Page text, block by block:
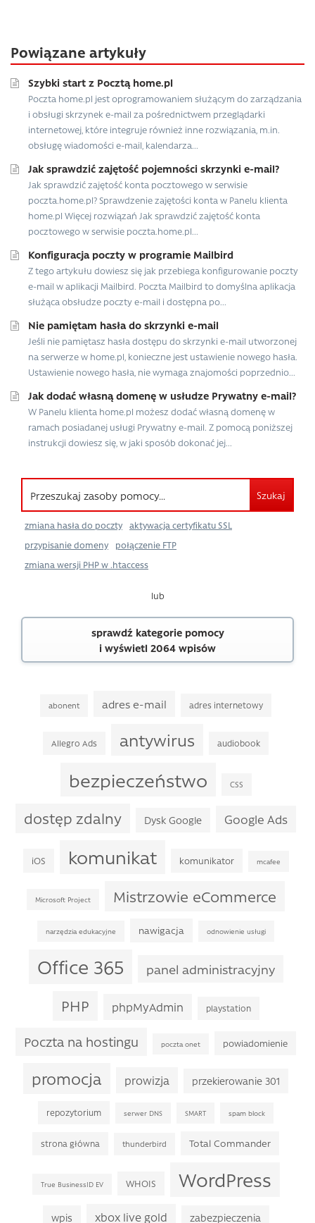
Powiązane artykuły
Szybki start z Pocztą home.pl
Poczta home.pl jest oprogramowaniem służącym do zarządzania
i obsługi skrzynek e-mail za pośrednictwem przeglądarki
internetowej, które integruje również inne rozwiązania, m.in.
obsługę wiadomości e-mail, kalendarza...
Jak sprawdzić zajętość pojemności skrzynki e-mail?
Jak sprawdzić zajętość konta pocztowego w serwisie
poczta.home.pl? Sprawdzenie zajętości konta w Panelu klienta
home.pl Więcej rozwiązań Jak sprawdzić zajętość konta
pocztowego w serwisie poczta.home.pl...
Konfiguracja poczty w programie Mailbird
Z tego artykułu dowiesz się jak przebiega konfigurowanie poczty
e-mail w aplikacji Mailbird. Poczta Mailbird to domyślna aplikacja
służąca obsłudze poczty e-mail i dostępna po...
Nie pamiętam hasła do skrzynki e-mail
Jeśli nie pamiętasz hasła dostępu do skrzynki e-mail utworzonej
na serwerze w home.pl, konieczne jest ustawienie nowego hasła.
Ustawienie nowego hasła, nie wymaga znajomości poprzednio...
Jak dodać własną domenę w usłudze Prywatny e-mail?
W Panelu klienta home.pl możesz dodać własną domenę w
ramach posiadanej usługi Prywatny e-mail. Z pomocą poniższej
instrukcji dowiesz się, w jaki sposób dokonać jej...
Szukaj
zmiana hasła do poczty
aktywacja certyfikatu SSL
przypisanie domeny
połączenie FTP
zmiana wersji PHP w .htaccess
lub
sprawdź kategorie pomocy
i wyświetl 2064 wpisów
abonent adres e-mail adres internetowy
Allegro Ads antywirus audiobook
bezpieczeństwo CSS
dostęp zdalny Dysk Google Google Ads
iOS komunikat komunikator mcafee
Microsoft Project Mistrzowie eCommerce
narzędzia edukacyjne nawigacja odnowienie usługi
Office 365 panel administracyjny
PHP phpMyAdmin playstation
Poczta na hostingu poczta onet powiadomienie
promocja prowizja przekierowanie 301
repozytorium serwer DNS SMART spam block
strona główna thunderbird Total Commander
True BusinessID EV WHOIS WordPress
wpis xbox live gold zabezpieczenia